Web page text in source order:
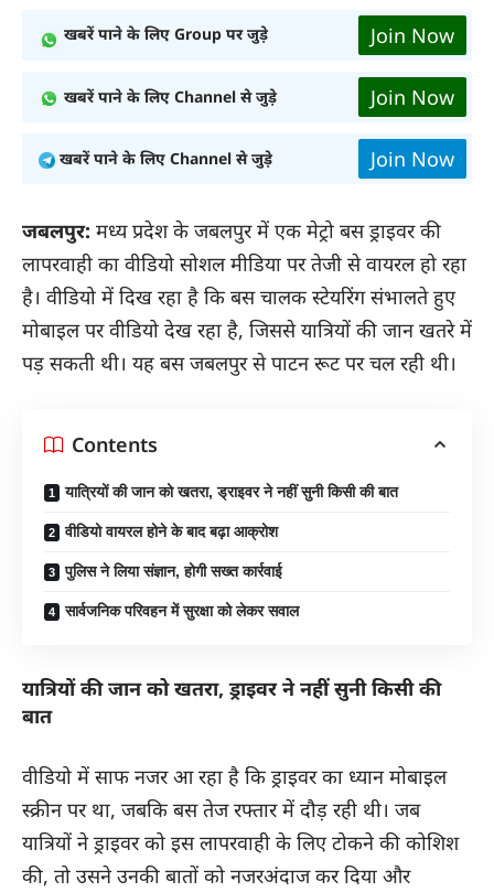
खबरें पाने के लिए Group पर जुड़े Join Now
खबरें पाने के लिए Channel से जुड़े Join Now
खबरें पाने के लिए Channel से जुड़े Join Now
जबलपुर: मध्य प्रदेश के जबलपुर में एक मेट्रो बस ड्राइवर की
लापरवाही का वीडियो सोशल मीडिया पर तेजी से वायरल हो रहा
है। वीडियो में दिख रहा है कि बस चालक स्टेयरिंग संभालते हुए
मोबाइल पर वीडियो देख रहा है, जिससे यात्रियों की जान खतरे में
पड़ सकती थी। यह बस जबलपुर से पाटन रूट पर चल रही थी।
Contents
यात्रियों की जान को खतरा, ड्राइवर ने नहीं सुनी किसी की बात
वीडियो वायरल होने के बाद बढ़ा आक्रोश
पुलिस ने लिया संज्ञान, होगी सख्त कार्रवाई
सार्वजनिक परिवहन में सुरक्षा को लेकर सवाल
यात्रियों की जान को खतरा, ड्राइवर ने नहीं सुनी किसी की
बात
वीडियो में साफ नजर आ रहा है कि ड्राइवर का ध्यान मोबाइल
स्क्रीन पर था, जबकि बस तेज रफ्तार में दौड़ रही थी। जब
यात्रियों ने ड्राइवर को इस लापरवाही के लिए टोकने की कोशिश
की, तो उसने उनकी बातों को नजरअंदाज कर दिया और